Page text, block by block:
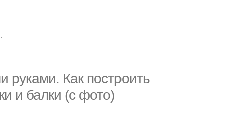
руками. Как построить
и балки (с фото)